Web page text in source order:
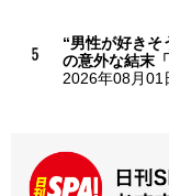
“男性が好きそ
の意外な結末
2026年08月01